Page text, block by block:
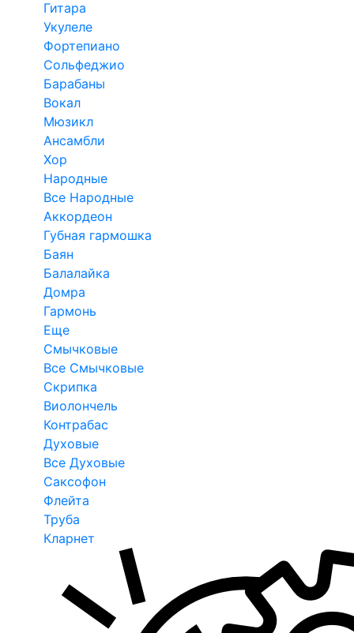
Гитара
Укулеле
Фортепиано
Сольфеджио
Барабаны
Вокал
Мюзикл
Ансамбли
Хор
Народные
Все Народные
Аккордеон
Губная гармошка
Баян
Балалайка
Домра
Гармонь
Еще
Смычковые
Все Смычковые
Скрипка
Виолончель
Контрабас
Духовые
Все Духовые
Саксофон
Флейта
Труба
Кларнет